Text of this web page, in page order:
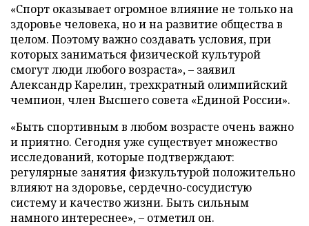
«Спорт оказывает огромное влияние не только на
здоровье человека, но и на развитие общества в
целом. Поэтому важно создавать условия, при
которых заниматься физической культурой
смогут люди любого возраста», – заявил
Александр Карелин, трехкратный олимпийский
чемпион, член Высшего совета «Единой России».
«Быть спортивным в любом возрасте очень важно
и приятно. Сегодня уже существует множество
исследований, которые подтверждают:
регулярные занятия физкультурой положительно
влияют на здоровье, сердечно-сосудистую
систему и качество жизни. Быть сильным
намного интереснее», – отметил он.